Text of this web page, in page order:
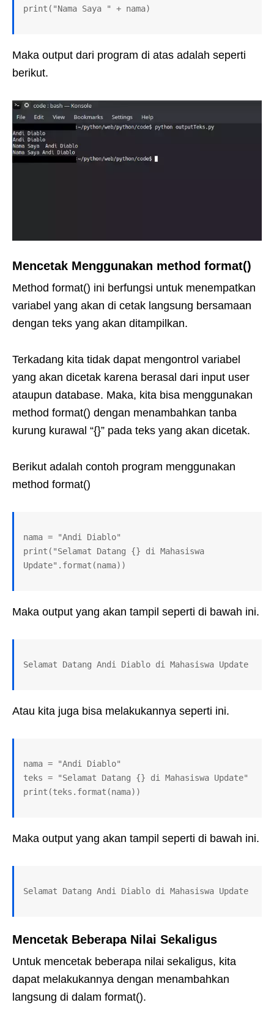
print("Nama Saya " + nama)
Maka output dari program di atas adalah seperti
berikut.
Mencetak Menggunakan method format()
Method format() ini berfungsi untuk menempatkan
variabel yang akan di cetak langsung bersamaan
dengan teks yang akan ditampilkan.
Terkadang kita tidak dapat mengontrol variabel
yang akan dicetak karena berasal dari input user
ataupun database. Maka, kita bisa menggunakan
method format() dengan menambahkan tanba
kurung kurawal “{}” pada teks yang akan dicetak.
Berikut adalah contoh program menggunakan
method format()
nama = "Andi Diablo"
print("Selamat Datang {} di Mahasiswa
Update".format(nama))
Maka output yang akan tampil seperti di bawah ini.
Selamat Datang Andi Diablo di Mahasiswa Update
Atau kita juga bisa melakukannya seperti ini.
nama = "Andi Diablo"
teks = "Selamat Datang {} di Mahasiswa Update"
print(teks.format(nama))
Maka output yang akan tampil seperti di bawah ini.
Selamat Datang Andi Diablo di Mahasiswa Update
Mencetak Beberapa Nilai Sekaligus
Untuk mencetak beberapa nilai sekaligus, kita
dapat melakukannya dengan menambahkan
langsung di dalam format().